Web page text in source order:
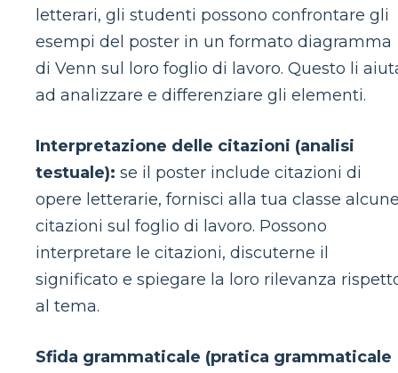
letterari, gli studenti possono confrontare gli
esempi del poster in un formato diagramma
di Venn sul loro foglio di lavoro. Questo li
ad analizzare e differenziare gli elementi.
Interpretazione delle citazioni (analisi
testuale): se il poster include citazioni di
opere letterarie, fornisci alla tua classe
citazioni sul foglio di lavoro. Possono
interpretare le citazioni, discuterne il
significato e spiegare la loro rilevanza
al tema.
Sfida grammaticale (pratica grammaticale